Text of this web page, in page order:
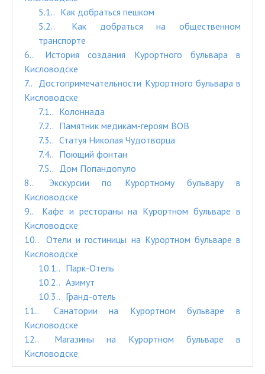
5.1.
Как добраться пешком
5.2.
Как добраться на общественном
транспорте
6.
История создания Курортного бульвара в
Кисловодске
7.
Достопримечательности Курортного бульвара в
Кисловодске
7.1.
Колоннада
7.2.
Памятник медикам-героям ВОВ
7.3.
Статуя Николая Чудотворца
7.4.
Поющий фонтан
7.5.
Дом Попандопуло
8.
Экскурсии по Курортному бульвару в
Кисловодске
9.
Кафе и рестораны на Курортном бульваре в
Кисловодске
10.
Отели и гостиницы на Курортном бульваре в
Кисловодске
10.1.
Парк-Отель
10.2.
Азимут
10.3.
Гранд-отель
11.
Санатории на Курортном бульваре в
Кисловодске
12.
Магазины на Курортном бульваре в
Кисловодске